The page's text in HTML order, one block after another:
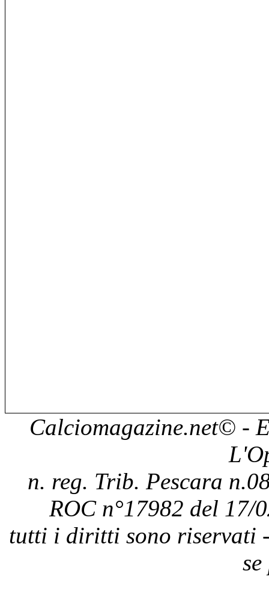
Calciomagazine.net© -
n. reg. Trib. Pescara
ROC n°17982 del 17/
tutti i diritti sono riservati